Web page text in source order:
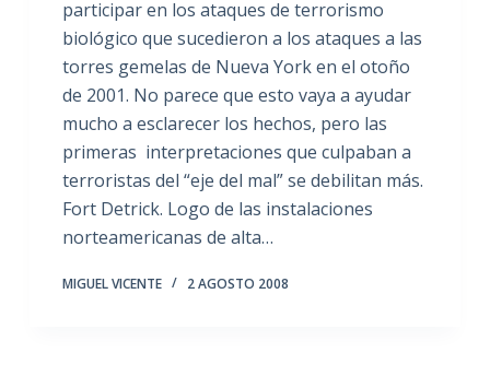
participar en los ataques de terrorismo
biológico que sucedieron a los ataques a las
torres gemelas de Nueva York en el otoño
de 2001. No parece que esto vaya a ayudar
mucho a esclarecer los hechos, pero las
primeras interpretaciones que culpaban a
terroristas del “eje del mal” se debilitan más.
Fort Detrick. Logo de las instalaciones
norteamericanas de alta…
MIGUEL VICENTE 2 AGOSTO 2008